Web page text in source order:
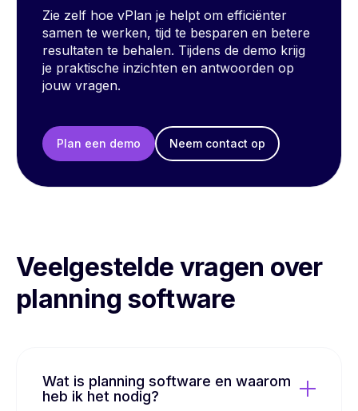
Zie zelf hoe vPlan je helpt om efficiënter
samen te werken, tijd te besparen en betere
resultaten te behalen. Tijdens de demo krijg
je praktische inzichten en antwoorden op
jouw vragen.
Plan een demo Neem contact op
Veelgestelde vragen over
planning software
Wat is planning software en waarom
heb ik het nodig?